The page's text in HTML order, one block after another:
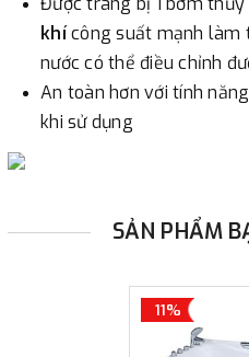
khícông suất mạnh làm
nước có thể điều chỉnh
An toàn hơn với tính
khi sử dụng
SẢN PHẨM
11%